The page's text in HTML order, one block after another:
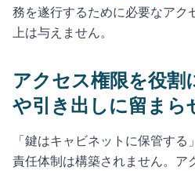
務を遂行するために必要なアク
上は与えません。
アクセス権限を役割
や引き出しに留まら
「鍵はキャビネットに保管する
責任体制は構築されません。ア